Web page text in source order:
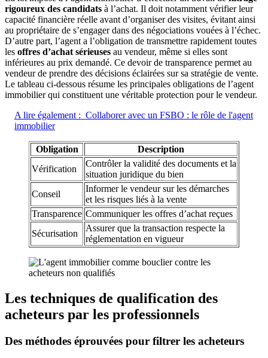
rigoureux des candidats à l’achat. Il doit notamment vérifier leur
capacité financière réelle avant d’organiser des visites, évitant ainsi
au propriétaire de s’engager dans des négociations vouées à l’échec.
D’autre part, l’agent a l’obligation de transmettre rapidement toutes
les offres d’achat sérieuses au vendeur, même si elles sont
inférieures au prix demandé. Ce devoir de transparence permet au
vendeur de prendre des décisions éclairées sur sa stratégie de vente.
Le tableau ci-dessous résume les principales obligations de l’agent
immobilier qui constituent une véritable protection pour le vendeur.
A lire également : Collaborer avec un FSBO : le rôle de l'agent
immobilier
Obligation
Description
Vérification
Contrôler la validité des documents et la
situation juridique du bien
Conseil
Informer le vendeur sur les démarches
et les risques liés à la vente
Transparence Communiquer les offres d’achat reçues
Sécurisation
Assurer que la transaction respecte la
réglementation en vigueur
Les techniques de qualification des
acheteurs par les professionnels
Des méthodes éprouvées pour filtrer les acheteurs